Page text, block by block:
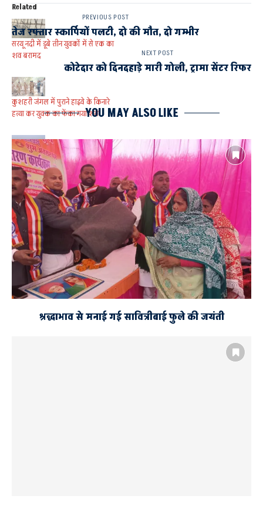
Related
सरयू नदी में डूबे तीन युवकों में से एक का
शव बरामद
कुशहरी जंगल में पुराने हाइवे के किनारे
हत्या कर युवक का फेंका गया शव
सरयू नदी में नहाने गये तीन युवक की
डूबने से मौत
PREVIOUS POST
तेज रफ्तार स्कार्पियों पलटी, दो की मौत, दो गम्भीर
NEXT POST
कोटेदार को दिनदहाड़े मारी गोली, ट्रामा सेंटर रिफर
YOU MAY ALSO LIKE
श्रद्धाभाव से मनाई गई सावित्रीबाई फुले की जयंती